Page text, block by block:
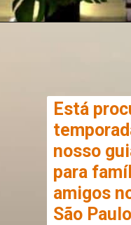
Está
nosso
para
amigos
São